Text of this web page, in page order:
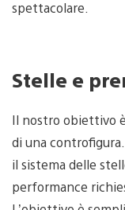
spettacolare.
Stelle e
Il nostro obiettivo
di una
il sistema delle
performance